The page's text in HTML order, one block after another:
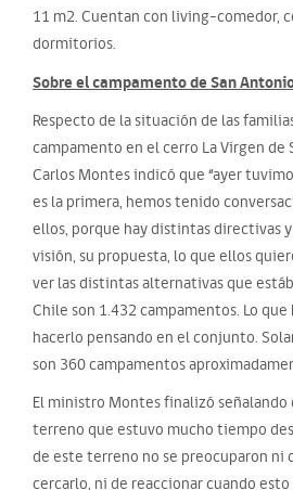
11 m2. Cuentan con living-comedor,
dormitorios.
Sobre el campamento de San
Respecto de la situación de las
campamento en el cerro La Virgen
Carlos Montes indicó que “ayer
es la primera, hemos tenido
ellos, porque hay distintas directivas
visión, su propuesta, lo que ellos
ver las distintas alternativas que
Chile son 1.432 campamentos. Lo
hacerlo pensando en el conjunto.
son 360 campamentos
El ministro Montes finalizó señalando
terreno que estuvo mucho tiempo
de este terreno no se preocuparon ni
cercarlo, ni de reaccionar cuando esto